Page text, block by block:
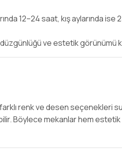
12–24 saat, kış aylarında
ve estetik görünümü
renk ve desen seçenekleri
Böylece mekanlar hem